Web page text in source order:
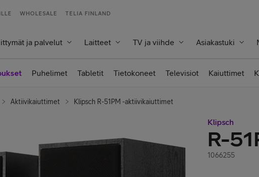
WHOLESALE TELIA FINLAND
ja palvelut Laitteet TV ja viihde Asiakastuki
Puhelimet Tabletit Tietokoneet Televisiot Kaiuttimet
Aktiivikaiuttimet Klipsch R-51PM -aktiivikaiuttimet
Klipsch
R-
1066255